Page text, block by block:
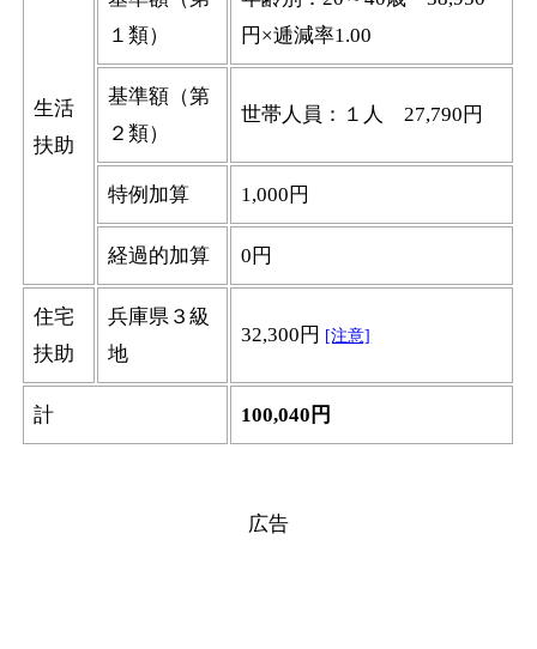
生活
扶助
１類）
円×逓減率1.00
基準額（第
２類）
世帯人員：１人 27,790円
特例加算 1,000円
経過的加算 0円
住宅
扶助
兵庫県３級
地
32,300円 [注意]
計 100,040円